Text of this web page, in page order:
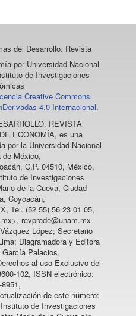
del Desarrollo. Revista
por Universidad Nacional
de Investigaciones
Creative Commons
4.0 Internacional.
REVISTA
ECONOMÍA, es una
por la Universidad Nacional
de México,
C.P. 04510, México,
de Investigaciones
de la Cueva, Ciudad
Coyoacán,
Tel. (52 55) 56 23 01 05,
revprode@unam.mx
López; Secretario
Diagramadora y Editora
Palacios.
al uso Exclusivo del
102, ISSN electrónico:
de este número:
de Investigaciones